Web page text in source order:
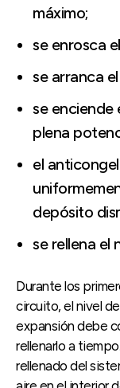
máximo;
se enrosca
se arranca
se
plena
el
depósito
se rellena el
Durante los
circuito, el nivel
expansión debe
rellenarlo a
rellenado del